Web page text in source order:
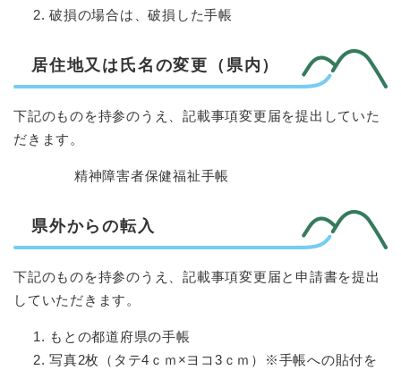
破損の場合は、破損した手帳
居住地又は氏名の変更（県内）
下記のものを持参のうえ、記載事項変更届を提出していた
だきます。
精神障害者保健福祉手帳
県外からの転入
下記のものを持参のうえ、記載事項変更届と申請書を提出
していただきます。
もとの都道府県の手帳
写真2枚（タテ4ｃｍ×ヨコ3ｃｍ）※手帳への貼付を